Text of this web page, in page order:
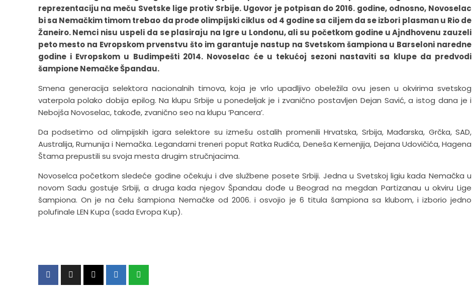
reprezentaciju na meču Svetske lige protiv Srbije. Ugovor je potpisan do 2016. godine, odnosno, Novoselac
bi sa Nemačkim timom trebao da prođe olimpijski ciklus od 4 godine sa ciljem da se izbori plasman u Rio de
Žaneiro. Nemci nisu uspeli da se plasiraju na Igre u Londonu, ali su početkom godine u Ajndhovenu zauzeli
peto mesto na Evropskom prvenstvu što im garantuje nastup na Svetskom šampiona u Barseloni naredne
godine i Evropskom u Budimpešti 2014. Novoselac će u tekućoj sezoni nastaviti sa klupe da predvodi
šampione Nemačke Špandau.
Smena generacija selektora nacionalnih timova, koja je vrlo upadljivo obeležila ovu jesen u okvirima svetskog
vaterpola polako dobija epilog. Na klupu Srbije u ponedeljak je i zvanično postavljen Dejan Savić, a istog dana je i
Nebojša Novoselac, takođe, zvanično seo na klupu ‘Pancera’.
Da podsetimo od olimpijskih igara selektore su izmešu ostalih promenili Hrvatska, Srbija, Mađarska, Grčka, SAD,
Australija, Rumunija i Nemačka. Legandarni treneri poput Ratka Rudića, Deneša Kemenjija, Dejana Udovičića, Hagena
Štama prepustili su svoja mesta drugim stručnjacima.
Novoselca početkom sledeće godine očekuju i dve službene posete Srbiji. Jedna u Svetskoj ligiu kada Nemačka u
novom Sadu gostuje Srbiji, a druga kada njegov Špandau dođe u Beograd na megdan Partizanau u okviru Lige
šampiona. On je na čelu šampiona Nemačke od 2006. i osvojio je 6 titula šampiona sa klubom, i izborio jedno
polufinale LEN Kupa (sada Evropa Kup).